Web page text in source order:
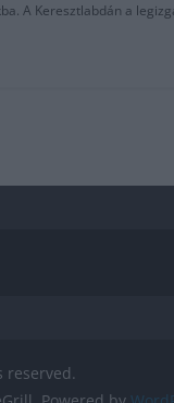
A Keresztlabdán a
reserved.